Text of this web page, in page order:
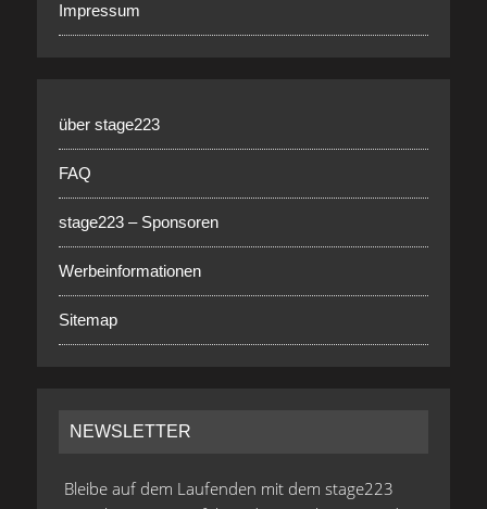
Impressum
über stage223
FAQ
stage223 – Sponsoren
Werbeinformationen
Sitemap
NEWSLETTER
Bleibe auf dem Laufenden mit dem stage223